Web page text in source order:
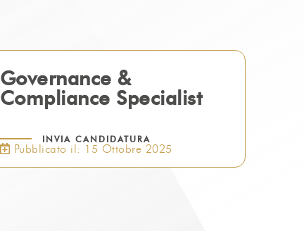
Governance &
Compliance Specialist
INVIA CANDIDATURA
Pubblicato il: 15 Ottobre 2025